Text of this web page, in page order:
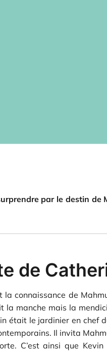
par le destin de
de
la connaissance de
la manche mais la
était le jardinier en chef
Il invita
C’est ainsi que